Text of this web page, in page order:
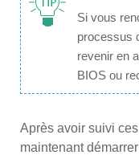
Si vous
processus
revenir en
BIOS ou
Après avoir suivi
maintenant